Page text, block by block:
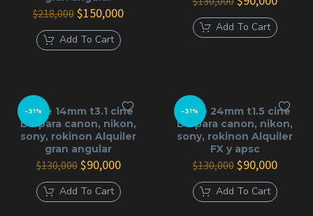
$218,000 El
precio
original
era:
$150,000El
Add To Cart
precio
original
era:
actual
es:
Add To Cart
-31%
lente 14mm t3.1 cine
DS para canon, nikon,
sony, rokinon Alquiler
gran angular
$130,000 El
precio
original
era:
$90,000El
actual
es:
Add To Cart
-31%
lente 24mm t1.5 cine
DS para canon, nikon,
sony, rokinon Alquiler
FX y apsc
$130,000 El
precio
original
era:
$90,000El
actual
es:
Add To Cart